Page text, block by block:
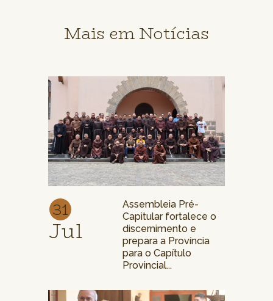
Mais em Notícias
31
Jul
Assembleia Pré-
Capitular fortalece o
discernimento e
prepara a Província
para o Capítulo
Provincial...